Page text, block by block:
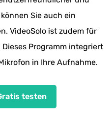
Sie auch ein
VideoSolo ist zudem für
Programm integriert
in Ihre Aufnahme.
testen